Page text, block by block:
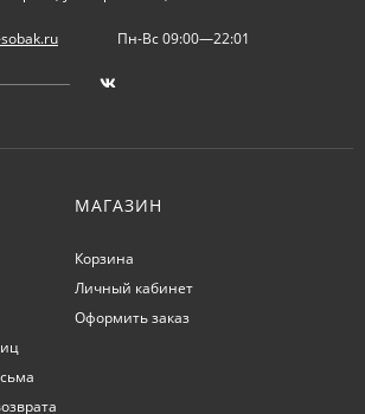
Пн-Вс 09:00—22:01
МАГАЗИН
Корзина
Личный кабинет
Оформить заказ